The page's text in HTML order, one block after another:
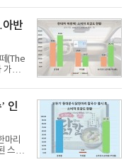
(소장
드를
소비
력
8월
는 지
.연
반
(The
가격
, ▲정
인 ▲
벌
주
통해
반떼
인
인
마리
스토